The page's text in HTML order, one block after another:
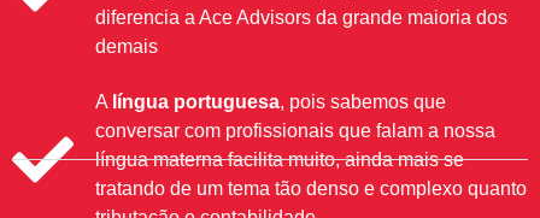
diferencia a Ace Advisors da grande maioria dos
demais
A língua portuguesa, pois sabemos que
conversar com profissionais que falam a nossa
língua materna facilita muito, ainda mais se
tratando de um tema tão denso e complexo quanto